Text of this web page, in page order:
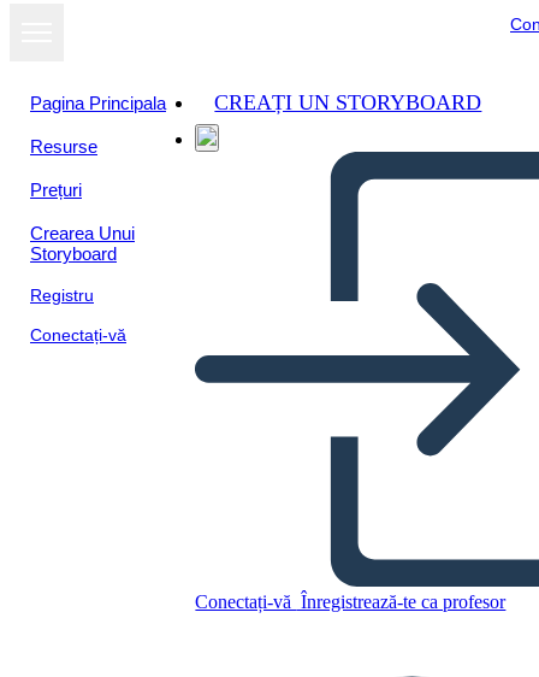
Pagina Principala
Resurse
Prețuri
Crearea Unui
Storyboard
Registru
Conectați-vă
CREAȚI UN STORYBOARD
Conectați-vă Înregistrează-te ca profesor